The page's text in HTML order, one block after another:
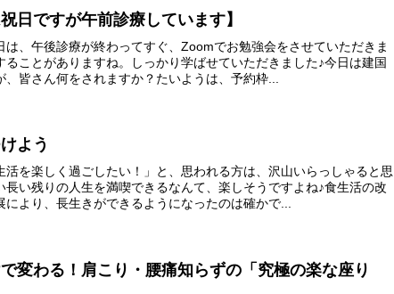
日ですが午前診療しています】
は、午後診療が終わってすぐ、Zoomでお勉強会をさせていただきま
ることがありますね。しっかり学ばせていただきました♪今日は建国
皆さん何をされますか？たいようは、予約枠...
よう
活を楽しく過ごしたい！」と、思われる方は、沢山いらっしゃると思
長い残りの人生を満喫できるなんて、楽しそうですよね♪食生活の改
により、長生きができるようになったのは確かで...
変わる！肩こり・腰痛知らずの「究極の楽な座り